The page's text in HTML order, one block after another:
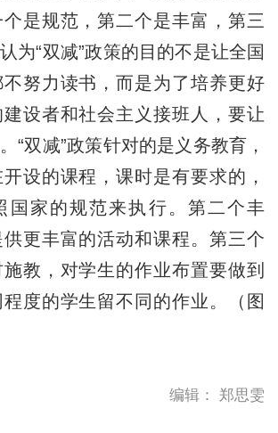
是规范，第二个是丰富，第三
为“双减”政策的目的不是让全国
努力读书，而是为了培养更好
设者和社会主义接班人，要让
“双减”政策针对的是义务教育，
设的课程，课时是有要求的，
国家的规范来执行。第二个丰
更丰富的活动和课程。第三个
教，对学生的作业布置要做到
度的学生留不同的作业。（图
编辑： 郑思雯